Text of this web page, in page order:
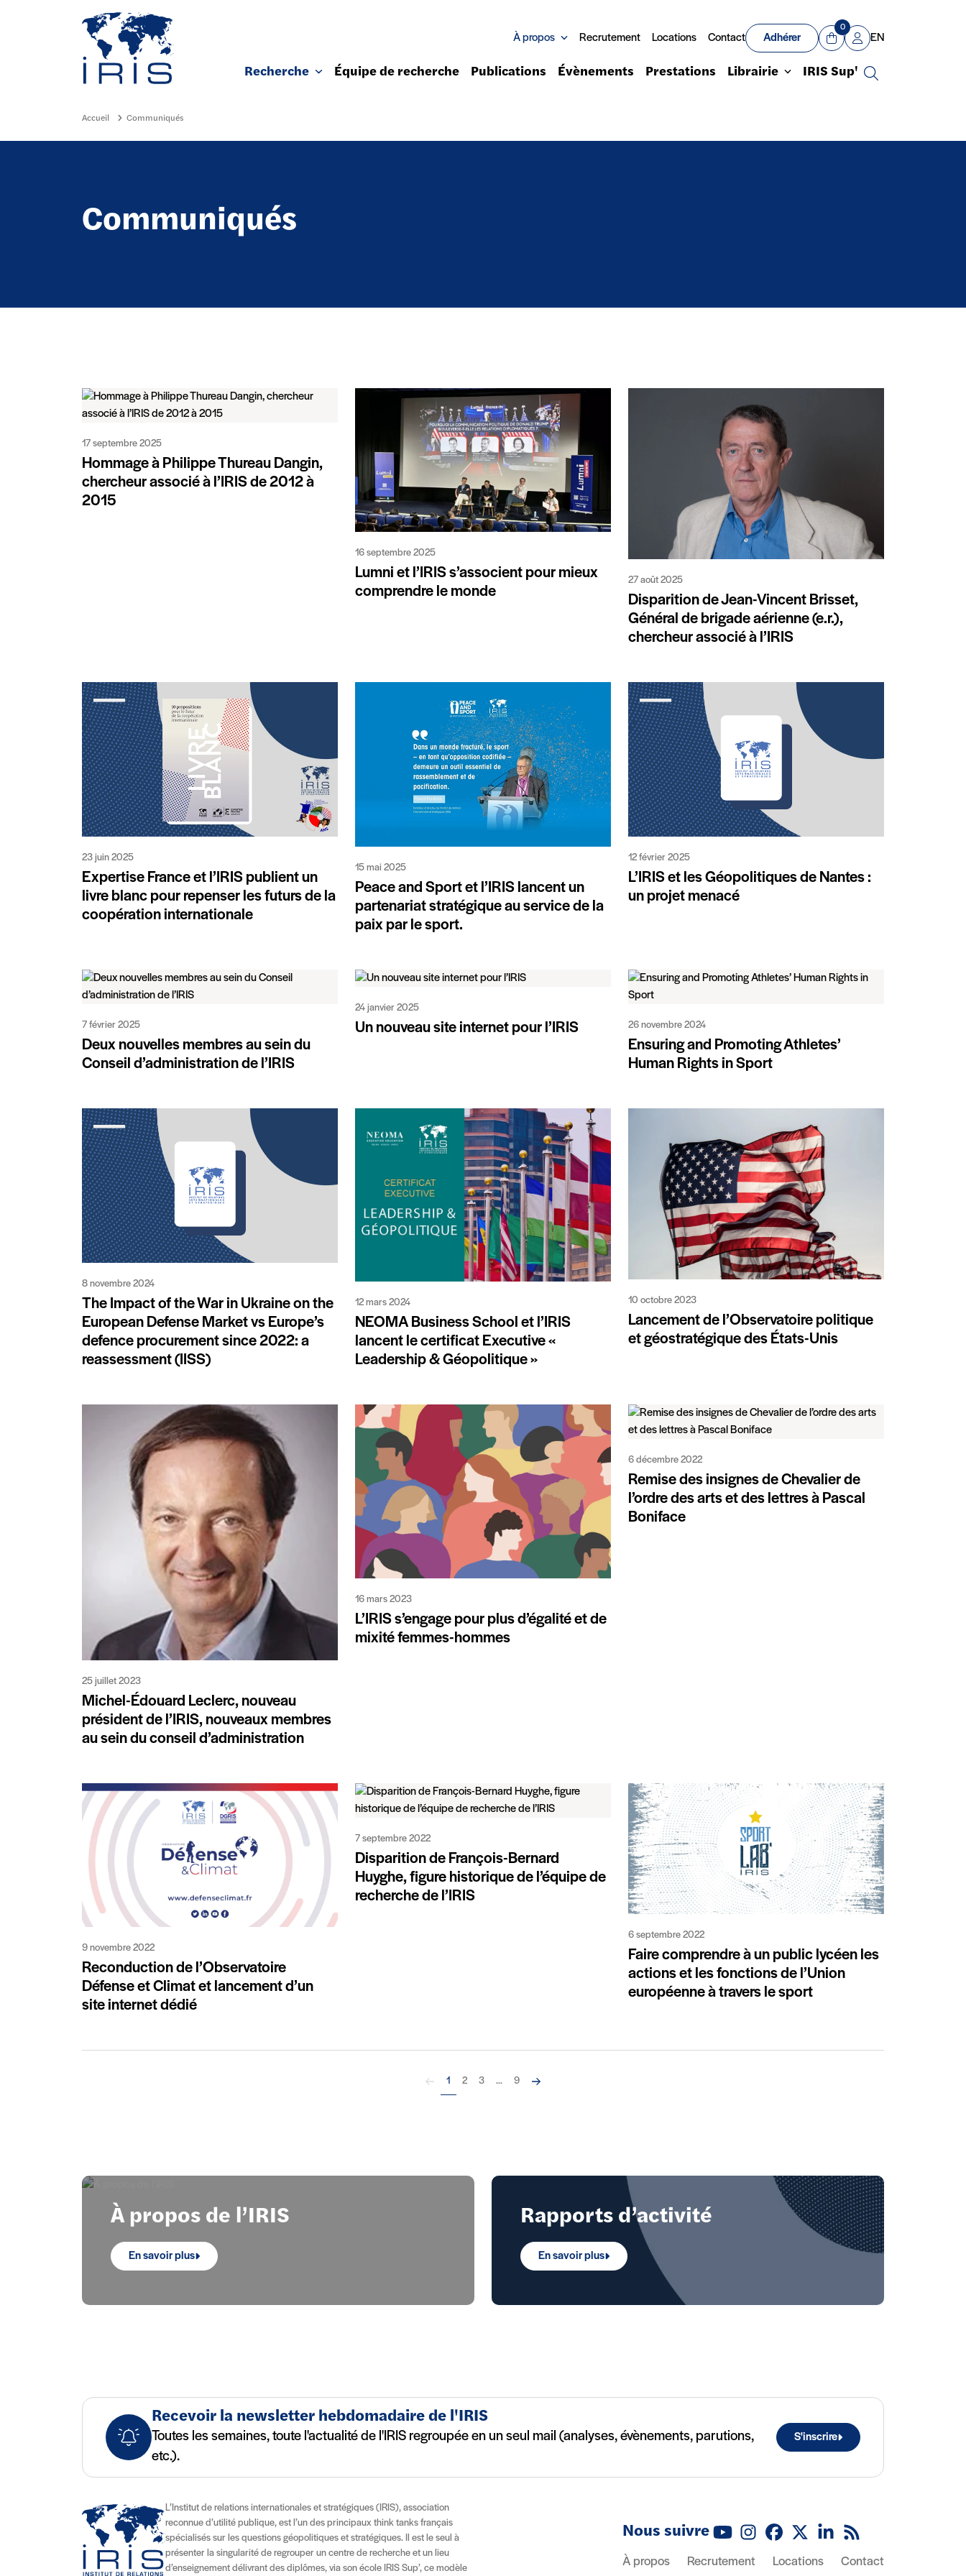
Aller au contenu principal
À propos Recrutement Locations Contact Adhérer
Panier
0
Mon compte
EN
Recherche Équipe de recherche Publications Évènements Prestations Librairie IRIS Sup'
Recherche
Accueil Communiqués
Communiqués
17 septembre 2025
Hommage à Philippe Thureau Dangin,
chercheur associé à l’IRIS de 2012 à
2015
16 septembre 2025
Lumni et l’IRIS s’associent pour mieux
comprendre le monde
27 août 2025
Disparition de Jean-Vincent Brisset,
Général de brigade aérienne (e.r.),
chercheur associé à l’IRIS
23 juin 2025
Expertise France et l’IRIS publient un
livre blanc pour repenser les futurs de la
coopération internationale
15 mai 2025
Peace and Sport et l’IRIS lancent un
partenariat stratégique au service de la
paix par le sport.
12 février 2025
L’IRIS et les Géopolitiques de Nantes :
un projet menacé
7 février 2025
Deux nouvelles membres au sein du
Conseil d’administration de l’IRIS
24 janvier 2025
Un nouveau site internet pour l’IRIS 26 novembre 2024
Ensuring and Promoting Athletes’
Human Rights in Sport
8 novembre 2024
The Impact of the War in Ukraine on the
European Defense Market vs Europe’s
defence procurement since 2022: a
reassessment (IISS)
12 mars 2024
NEOMA Business School et l’IRIS
lancent le certificat Executive «
Leadership & Géopolitique »
10 octobre 2023
Lancement de l’Observatoire politique
et géostratégique des États-Unis
25 juillet 2023
Michel-Édouard Leclerc, nouveau
président de l’IRIS, nouveaux membres
au sein du conseil d’administration
16 mars 2023
L’IRIS s’engage pour plus d’égalité et de
mixité femmes-hommes
6 décembre 2022
Remise des insignes de Chevalier de
l’ordre des arts et des lettres à Pascal
Boniface
9 novembre 2022
Reconduction de l’Observatoire
Défense et Climat et lancement d’un
site internet dédié
7 septembre 2022
Disparition de François-Bernard
Huyghe, figure historique de l’équipe de
recherche de l’IRIS
6 septembre 2022
Faire comprendre à un public lycéen les
actions et les fonctions de l’Union
européenne à travers le sport
Précédent
1 2 3 ... 9 Suivant
Focus 1
À propos de l’IRIS
En savoir plus
Rapports d’activité
En savoir plus
Recevoir la newsletter hebdomadaire de l'IRIS
Toutes les semaines, toute l'actualité de l'IRIS regroupée en un seul mail (analyses, évènements, parutions,
etc.).
S'inscrire
L’Institut de relations internationales et stratégiques (IRIS), association
reconnue d’utilité publique, est l’un des principaux think tanks français
spécialisés sur les questions géopolitiques et stratégiques. Il est le seul à
présenter la singularité de regrouper un centre de recherche et un lieu
d’enseignement délivrant des diplômes, via son école IRIS Sup’, ce modèle
Nous suivre YoutubeInstagramFacebookX (Twitter)
LinkedinFlux RSS
À propos Recrutement Locations Contact